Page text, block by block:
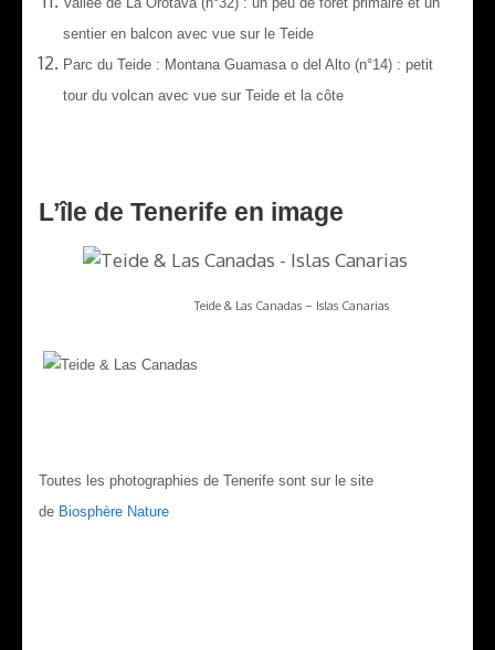
sentier en balcon avec vue sur le Teide
Parc du Teide : Montana Guamasa o del Alto (n°14) : petit
tour du volcan avec vue sur Teide et la côte
L’île de Tenerife en image
Teide & Las Canadas – Islas Canarias
Toutes les photographies de Tenerife sont sur le site
de Biosphère Nature